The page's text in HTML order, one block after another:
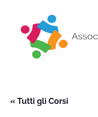
« Tutti gli Corsi